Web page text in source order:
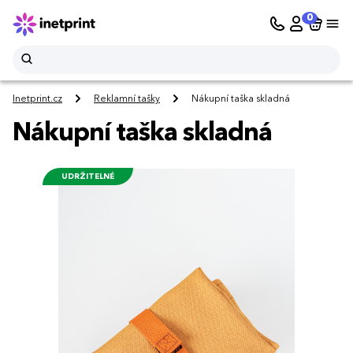
0
Inetprint.cz Reklamní tašky Nákupní taška skladná
Nákupní taška skladná
UDRŽITELNÉ